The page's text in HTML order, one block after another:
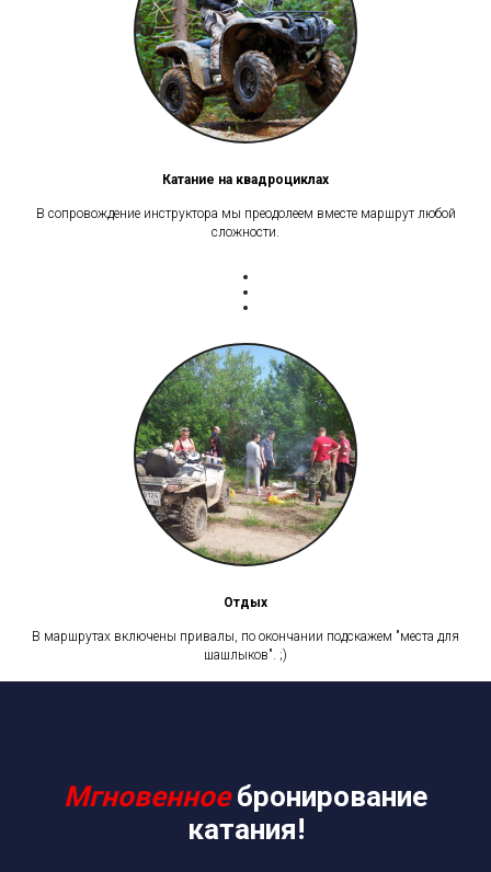
Катание на квадроциклах
В сопровождение инструктора мы преодолеем вместе маршрут любой
сложности.
Отдых
В маршрутах включены привалы, по окончании подскажем "места для
шашлыков". ;)
Мгновенное бронирование
катания!